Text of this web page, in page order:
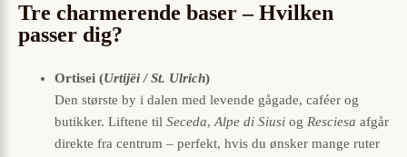
Tre charmerende baser – Hvilken
passer dig?
Ortisei (Urtijëi / St. Ulrich)
Den største by i dalen med levende gågade, caféer og
butikker. Liftene til Seceda,Alpe di Siusi og Resciesa afgår
direkte fra centrum – perfekt, hvis du ønsker mange ruter